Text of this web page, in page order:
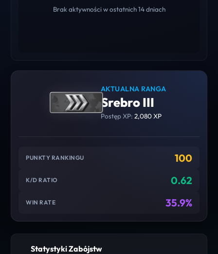
Brak aktywności w ostatnich 14 dniach
AKTUALNA RANGA
Srebro III
Postęp XP: 2,080 XP
PUNKTY RANKINGU 100
K/D RATIO 0.62
WIN RATE 35.9%
Statystyki Zabójstw